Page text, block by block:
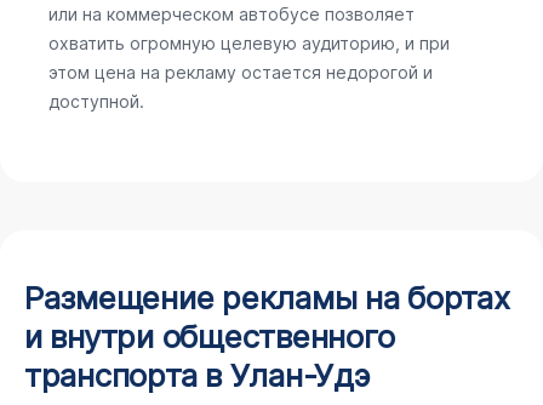
или на коммерческом автобусе позволяет
охватить огромную целевую аудиторию, и при
этом цена на рекламу остается недорогой и
доступной.
Размещение рекламы на бортах
и внутри общественного
транспорта в Улан-Удэ